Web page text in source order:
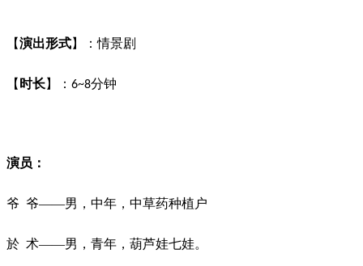
【演出形式】：情景剧
【 时长】： 6~8分钟
演员：
爷 爷——男，中年，中草药种植户
於 术——男，青年，葫芦娃七娃。